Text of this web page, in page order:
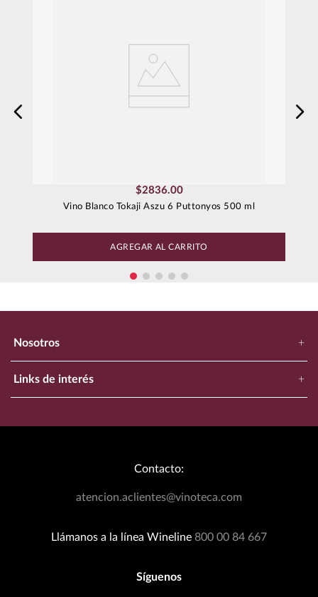
$2836.00
Vino Blanco Tokaji Aszu 6 Puttonyos 500 ml
AGREGAR AL CARRITO
Nosotros +
Nuestra Empresa
Ubica Tu Tienda Más Cercana
Facturación clientes tienda física
Links de interés +
T&C Dinámica Fútbol
Contacto:
atencion.aclientes@vinoteca.com
Llámanos a la línea Wineline 800 00 84 667
Síguenos